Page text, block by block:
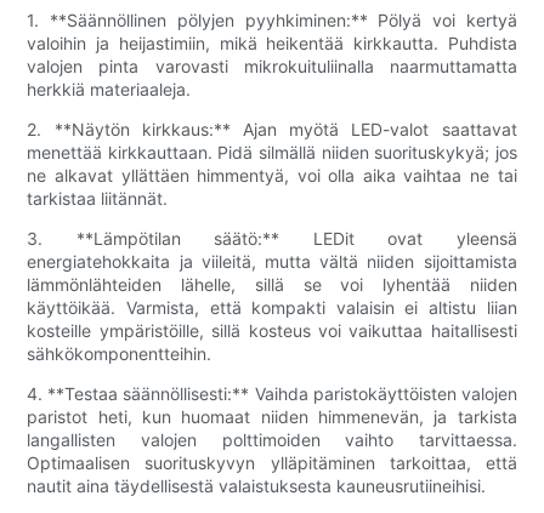
1. **Säännöllinen pölyjen pyyhkiminen:** Pölyä voi kertyä
valoihin ja heijastimiin, mikä heikentää kirkkautta. Puhdista
valojen pinta varovasti mikrokuituliinalla naarmuttamatta
herkkiä materiaaleja.
2. **Näytön kirkkaus:** Ajan myötä LED-valot saattavat
menettää kirkkauttaan. Pidä silmällä niiden suorituskykyä; jos
ne alkavat yllättäen himmentyä, voi olla aika vaihtaa ne tai
tarkistaa liitännät.
3. **Lämpötilan säätö:** LEDit ovat yleensä
energiatehokkaita ja viileitä, mutta vältä niiden sijoittamista
lämmönlähteiden lähelle, sillä se voi lyhentää niiden
käyttöikää. Varmista, että kompakti valaisin ei altistu liian
kosteille ympäristöille, sillä kosteus voi vaikuttaa haitallisesti
sähkökomponentteihin.
4. **Testaa säännöllisesti:** Vaihda paristokäyttöisten valojen
paristot heti, kun huomaat niiden himmenevän, ja tarkista
langallisten valojen polttimoiden vaihto tarvittaessa.
Optimaalisen suorituskyvyn ylläpitäminen tarkoittaa, että
nautit aina täydellisestä valaistuksesta kauneusrutiineihisi.